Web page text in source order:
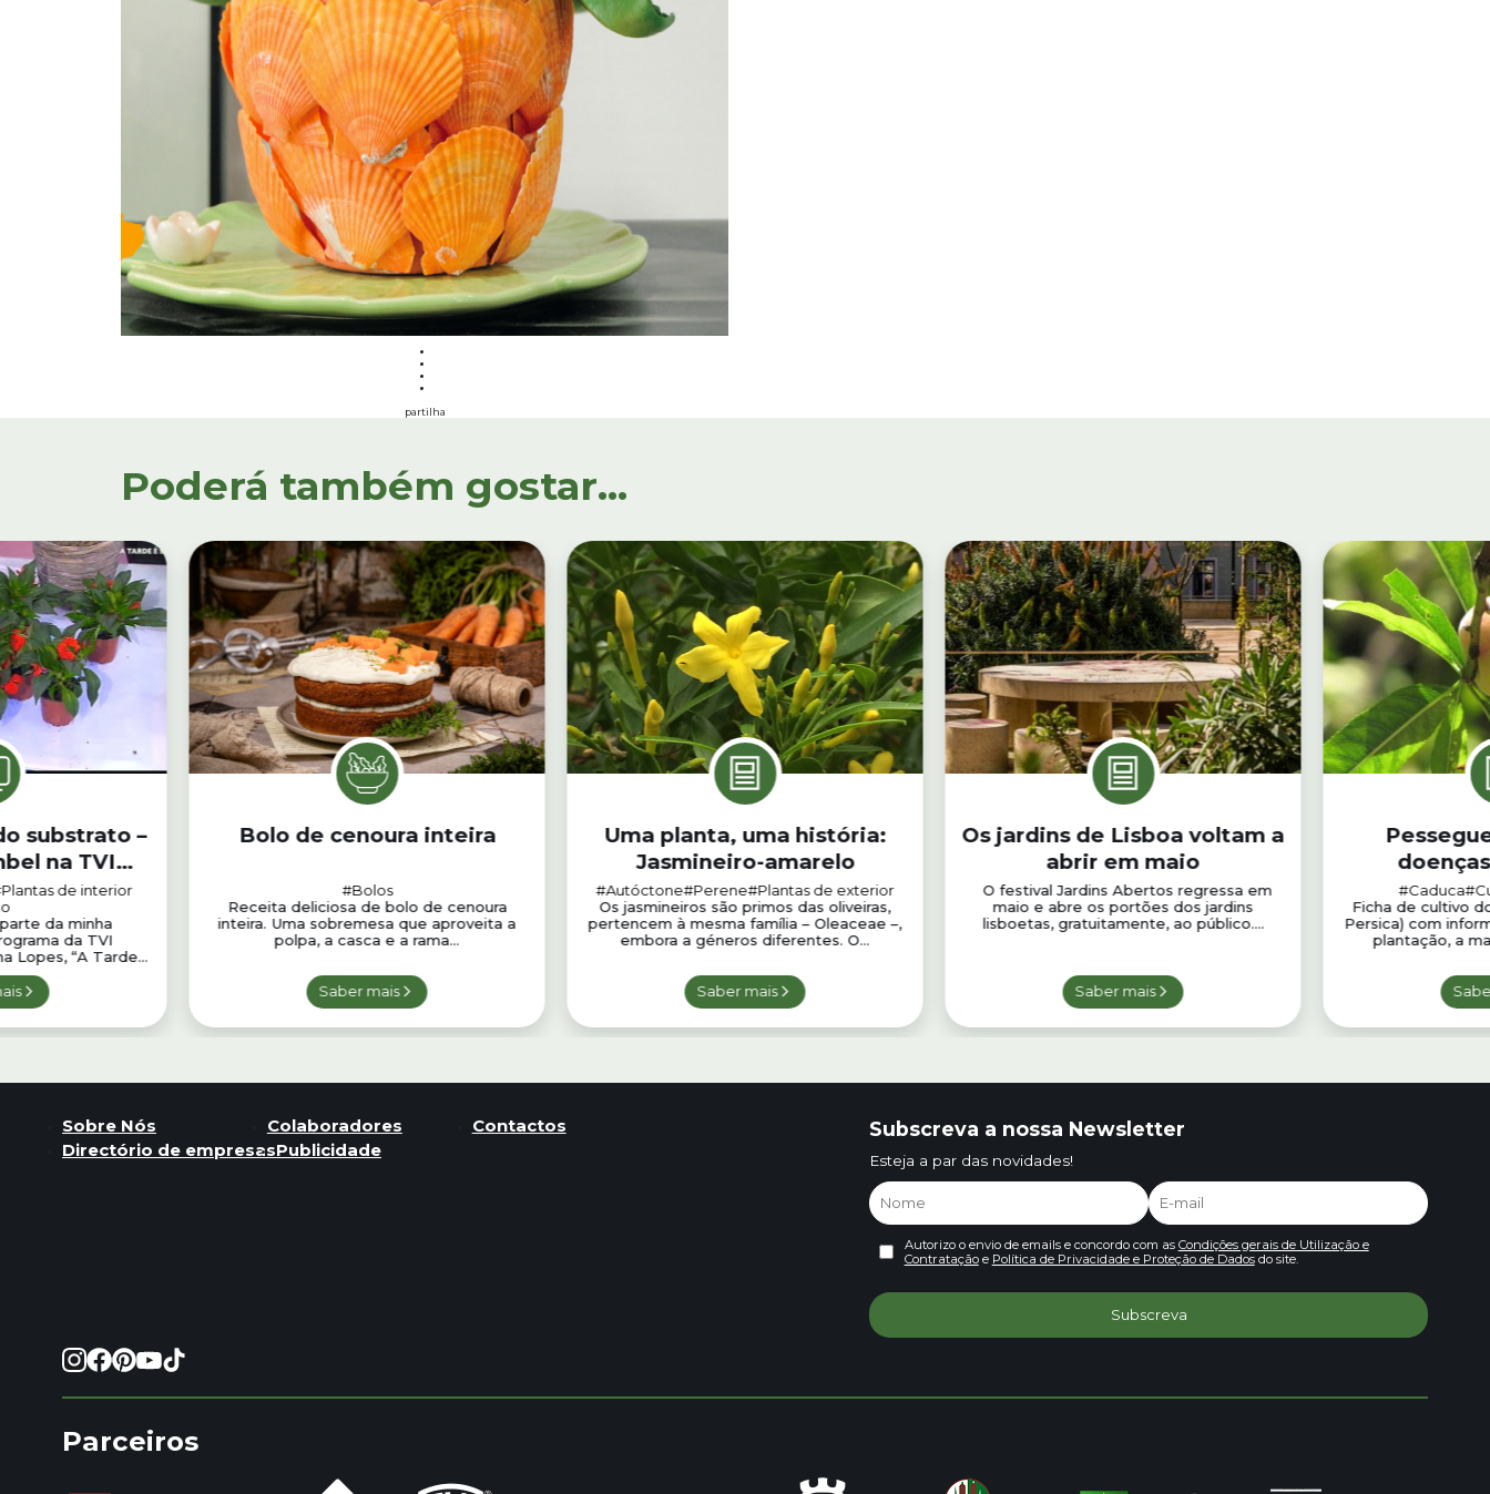
partilha
Poderá também gostar...
substrato –
na TVI
2)
de interior
da minha
da TVI
Lopes, “A Tarde...
Bolo de cenoura inteira
#Bolos
Receita deliciosa de bolo de cenoura
inteira. Uma sobremesa que aproveita a
polpa, a casca e a rama...
Saber mais
Uma planta, uma história:
Jasmineiro-amarelo
#Autóctone#Perene#Plantas de exterior
Os jasmineiros são primos das oliveiras,
pertencem à mesma família – Oleaceae –,
embora a géneros diferentes. O...
Saber mais
Os jardins de Lisboa voltam a
abrir em maio
O festival Jardins Abertos regressa em
maio e abre os portões dos jardins
lisboetas, gratuitamente, ao público....
Saber mais
#Caduca
Ficha de cultivo
Persica) com
plantação, a
Sobre Nós Colaboradores
Contactos
Directório de empresasPublicidade
Subscreva a nossa Newsletter
Esteja a par das novidades!
Autorizo o envio de emails e concordo com as Condições gerais de Utilização e
Contrataçãoe Política de Privacidade e Proteção de Dadosdo site.
Parceiros